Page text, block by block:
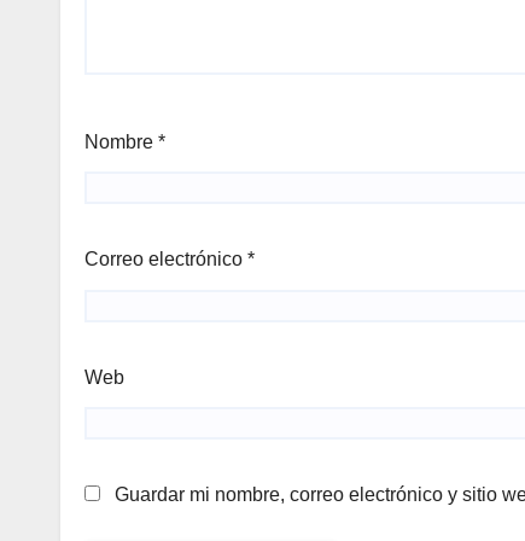
Nombre *
Correo electrónico *
Web
Guardar mi nombre, correo electrónico y sitio